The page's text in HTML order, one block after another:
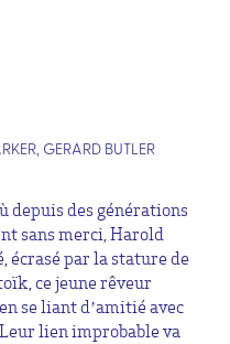
GERARD BUTLER
depuis des générations
sans merci, Harold
écrasé par la stature de
ce jeune rêveur
se liant d’amitié avec
lien improbable va